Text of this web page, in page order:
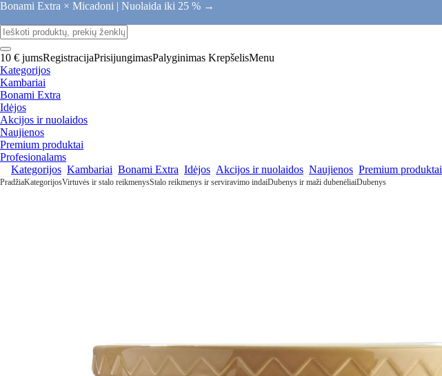
Bonami Extra × Micadoni | Nuolaida iki 25 % →
10 € jumsRegistracijaPrisijungimasPalyginimas KrepšelisMenu
Kategorijos
Kambariai
Bonami Extra
Idėjos
Akcijos ir nuolaidos
Naujienos
Premium produktai
Profesionalams
Kategorijos Kambariai Bonami Extra Idėjos Akcijos ir nuolaidos Naujienos Premium produktai
PradžiaKategorijosVirtuvės ir stalo reikmenysStalo reikmenys ir serviravimo indaiDubenys ir maži dubenėliaiDubenys